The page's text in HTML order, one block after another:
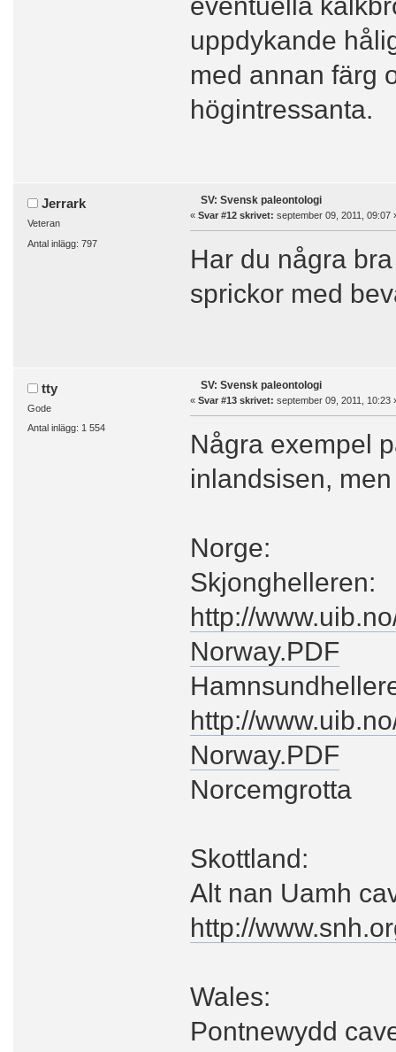
uppdykande
med annan färg
högintressanta.
Jerrark
Veteran
Antal inlägg: 797
SV: Svensk paleontologi
« Svar #12 skrivet: september 09, 2011, 09:07
Har du några
sprickor med
tty
Gode
Antal inlägg: 1 554
SV: Svensk paleontologi
« Svar #13 skrivet: september 09, 2011, 10:23
Några exempel
inlandsisen,
Norge:
Skjonghelleren:
http://
Norway.PDF
http://
Norway.PDF
Norcemgrotta
Skottland:
Alt nan Uamh
http://
Wales:
Pontnewydd